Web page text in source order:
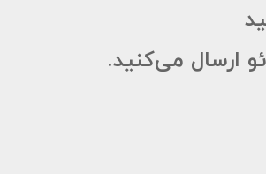
ارسال می‌کنید.